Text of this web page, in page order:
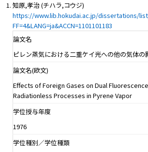
知原,孝治 (チハラ,コウジ)
https://www.lib.hokudai.ac.jp/dissertations/
FF=4&LANG=ja&ACCN=1101101183
論文名
ピレン蒸気における二重ケイ光への他の気体の
論文名(欧文)
Effects of Foreign Gases on Dual
Radiationless Processes in Pyrene Vapor
学位授与年度
1976
学位種別／学位種類